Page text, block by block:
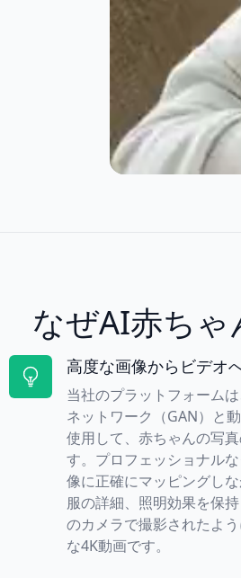
なぜAI赤ち
高度な画像からビデオ
当社のプラットフォーム
ネットワーク（GAN）と
使用して、赤ちゃんの写
す。プロフェッショナル
像に正確にマッピングし
服の詳細、照明効果を保
のカメラで撮影されたよ
な4K動画です。